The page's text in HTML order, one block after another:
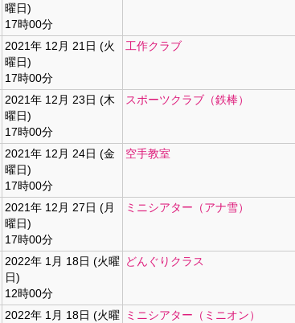
曜日)
17時00分
2021年 12月 21日 (火
曜日)
17時00分
工作クラブ
2021年 12月 23日 (木
曜日)
17時00分
スポーツクラブ（鉄棒）
2021年 12月 24日 (金
曜日)
17時00分
空手教室
2021年 12月 27日 (月
曜日)
17時00分
ミニシアター（アナ雪）
2022年 1月 18日 (火曜
日)
12時00分
どんぐりクラス
2022年 1月 18日 (火曜
ミニシアター（ミニオン）